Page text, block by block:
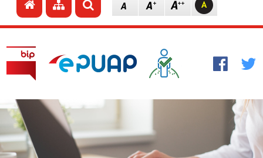
Przejdź do strony głównej
Przejdź do mapy strony
Szukaj